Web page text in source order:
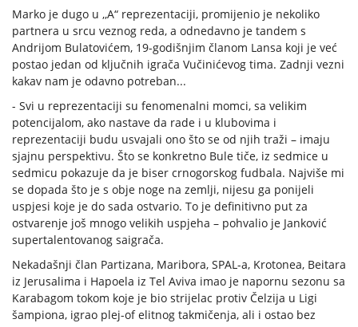
Marko je dugo u ,,A“ reprezentaciji, promijenio je nekoliko
partnera u srcu veznog reda, a odnedavno je tandem s
Andrijom Bulatovićem, 19-godišnjim članom Lansa koji je već
postao jedan od ključnih igrača Vučinićevog tima. Zadnji vezni
kakav nam je odavno potreban...
- Svi u reprezentaciji su fenomenalni momci, sa velikim
potencijalom, ako nastave da rade i u klubovima i
reprezentaciji budu usvajali ono što se od njih traži – imaju
sjajnu perspektivu. Što se konkretno Bule tiče, iz sedmice u
sedmicu pokazuje da je biser crnogorskog fudbala. Najviše mi
se dopada što je s obje noge na zemlji, nijesu ga ponijeli
uspjesi koje je do sada ostvario. To je definitivno put za
ostvarenje još mnogo velikih uspjeha – pohvalio je Janković
supertalentovanog saigrača.
Nekadašnji član Partizana, Maribora, SPAL-a, Krotonea, Beitara
iz Jerusalima i Hapoela iz Tel Aviva imao je napornu sezonu sa
Karabagom tokom koje je bio strijelac protiv Čelzija u Ligi
šampiona, igrao plej-of elitnog takmičenja, ali i ostao bez